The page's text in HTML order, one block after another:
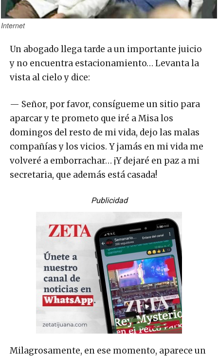
Internet
Un abogado llega tarde a un importante juicio
y no encuentra estacionamiento… Levanta la
vista al cielo y dice:
— Señor, por favor, consígueme un sitio para
aparcar y te prometo que iré a Misa los
domingos del resto de mi vida, dejo las malas
compañías y los vicios. Y jamás en mi vida me
volveré a emborrachar… ¡Y dejaré en paz a mi
secretaria, que además está casada!
Publicidad
Milagrosamente, en ese momento, aparece un